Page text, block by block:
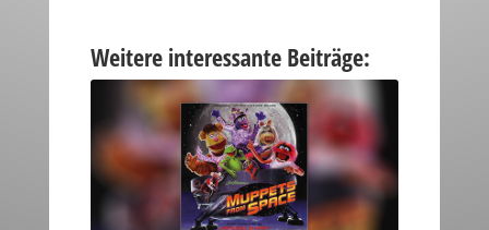
Weitere interessante Beiträge: